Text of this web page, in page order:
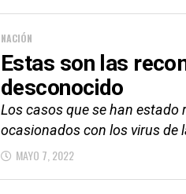
NACIÓN
Estas son las
desconocido
Los casos que se han estado
ocasionados con los virus de
MAYO 7, 2022